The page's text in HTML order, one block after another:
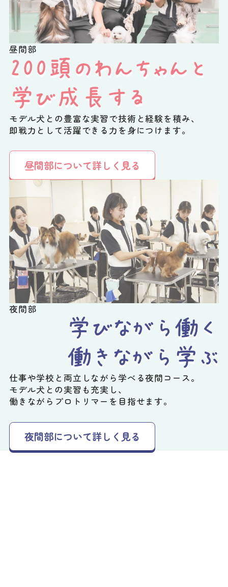
昼間部
モデル犬との豊富な実習で技術と経験を積み、
即戦力として活躍できる力を身につけます。
昼間部について詳しく見る
夜間部
仕事や学校と両立しながら学べる夜間コース。
モデル犬との実習も充実し、
働きながらプロトリマーを目指せます。
夜間部について詳しく見る